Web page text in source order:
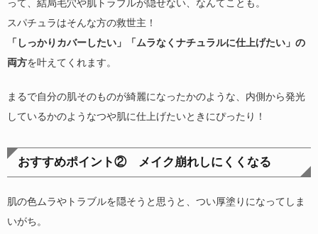
って、結局毛穴や肌トラブルが隠せない、なんてことも。
スパチュラはそんな方の救世主！
「しっかりカバーしたい」「ムラなくナチュラルに仕上げたい」の
両方を叶えてくれます。
まるで自分の肌そのものが綺麗になったかのような、内側から発光
しているかのようなつや肌に仕上げたいときにぴったり！
おすすめポイント② メイク崩れしにくくなる
肌の色ムラやトラブルを隠そうと思うと、つい厚塗りになってしま
いがち。